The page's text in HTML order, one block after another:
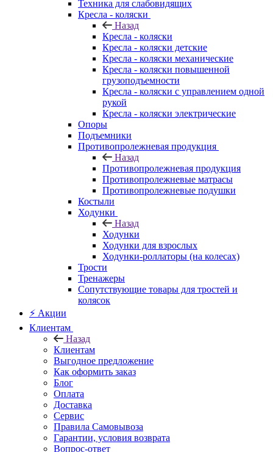
Техника для слабовидящих
Кресла - коляски
Назад
Кресла - коляски
Кресла - коляски детские
Кресла - коляски механические
Кресла - коляски повышенной
грузоподъемности
Кресла - коляски с управлением одной
рукой
Кресла - коляски электрические
Опоры
Подъемники
Противопролежневая продукция
Назад
Противопролежневая продукция
Противопролежневые матрасы
Противопролежневые подушки
Костыли
Ходунки
Назад
Ходунки
Ходунки для взрослых
Ходунки-роллаторы (на колесах)
Трости
Тренажеры
Сопутствующие товары для тростей и
колясок
⚡ Акции
Клиентам
Назад
Клиентам
Выгодное предложение
Как оформить заказ
Блог
Оплата
Доставка
Сервис
Правила Самовывоза
Гарантии, условия возврата
Вопрос-ответ